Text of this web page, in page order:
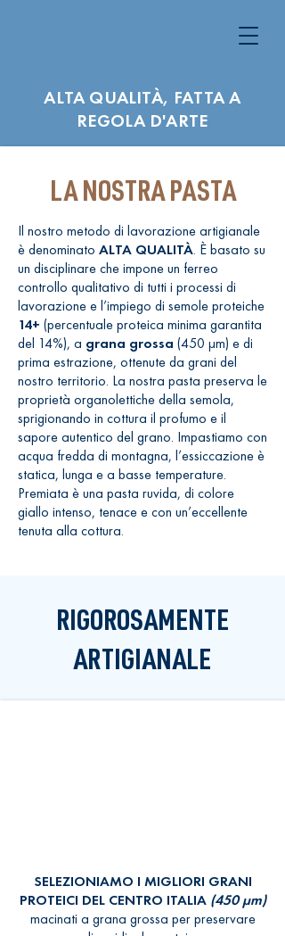
ALTA QUALITÀ, FATTA A
REGOLA D'ARTE
LA NOSTRA PASTA
Il nostro metodo di lavorazione artigianale
è denominato ALTA QUALITÀ. È basato su
un disciplinare che impone un ferreo
controllo qualitativo di tutti i processi di
lavorazione e l’impiego di semole proteiche
14+ (percentuale proteica minima garantita
del 14%), a grana grossa (450 μm) e di
prima estrazione, ottenute da grani del
nostro territorio. La nostra pasta preserva le
proprietà organolettiche della semola,
sprigionando in cottura il profumo e il
sapore autentico del grano. Impastiamo con
acqua fredda di montagna, l’essiccazione è
statica, lunga e a basse temperature.
Premiata è una pasta ruvida, di colore
giallo intenso, tenace e con un’eccellente
tenuta alla cottura.
RIGOROSAMENTE
ARTIGIANALE
​SELEZIONIAMO I MIGLIORI GRANI
PROTEICI DEL CENTRO ITALIA (450 μm)
macinati a grana grossa per preservare